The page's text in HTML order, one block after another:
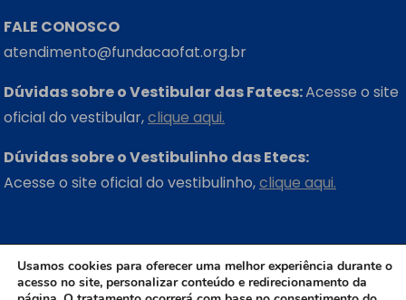
FALE CONOSCO
atendimento@fundacaofat.org.br
Dúvidas sobre o Vestibular das Fatecs:Acesse o site
oficial do vestibular,clique aqui.
Dúvidas sobre o Vestibulinho das Etecs:
Acesse o site oficial do vestibulinho,clique aqui.
ONDE ESTAMOS
Rua Três Rios, 131 – Bom Retiro – São Paulo – SP
Usamos cookies para oferecer uma melhor experiência durante o
acesso no site, personalizar conteúdo e redirecionamento da